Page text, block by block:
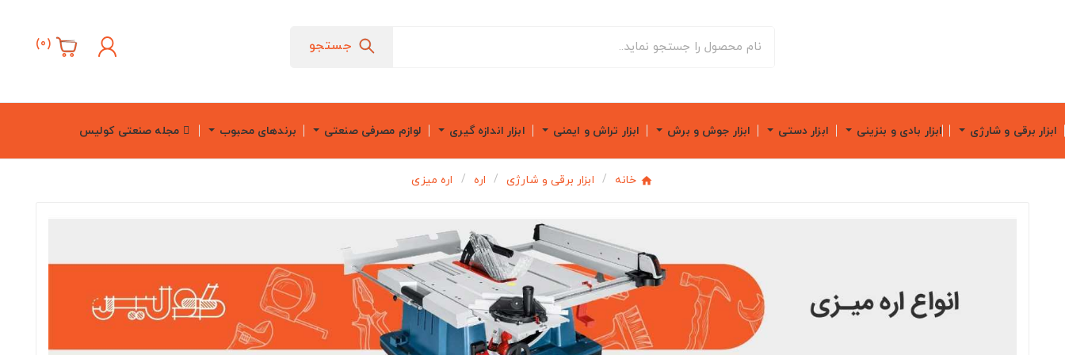
جستجو (
0
)
ابزار برقی و شارژی ابزار بادی و بنزینی ابزار دستی ابزار جوش و برش ابزار تراش و ایمنی ابزار اندازه گیری لوازم مصرفی صنعتی برندهای محبوب مجله صنعتی کولیس
خانه ابزار برقی و شارژی اره اره میزی